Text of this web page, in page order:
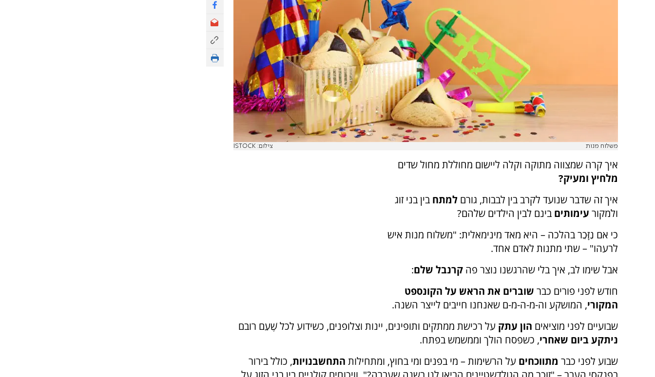
משלוח מנות צילום: ISTOCK
איך קרה שמצווה מתוקה וקלה ליישום מחוללת מחול שדים
מלחיץ ומעיק?
איך זה שדבר שנועד לקרב בין לבבות, גורם למתח בין בני זוג
ולמקור עימותים בינם לבין הילדים שלהם?
כי אם נִזָּכֵר בהלכה – היא מאד מינימאלית: "משלוח מנות איש
לרעהו" – שתי מתנות לאדם אחד.
אבל שימו לב, איך בלי שהרגשנו נוצר פה קרנבל שלם:
חודש לפני פורים כבר שוברים את הראש על הקונספט
המקורי, המושקע וה-מ-ה-מ-ם שאנחנו חייבים לייצר השנה.
שבועיים לפני מוציאים הון עתק על רכישת ממתקים ותופינים, יינות וצלופנים, כשידוע לכל שֶׁעִם רובם
ניתקע ביום שאחרי, כשפסח הולך וממשמש בפתח.
שבוע לפני כבר מתווכחים על הרשימות – מי בפנים ומי בחוץ, ומתחילות התחשבנויות, כולל בירור